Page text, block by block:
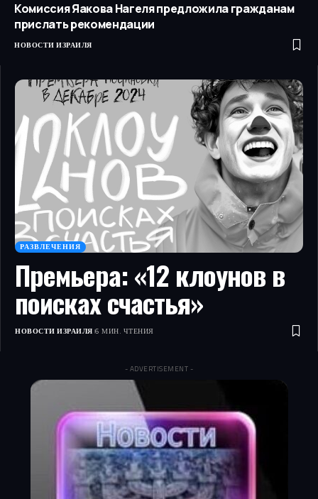
Комиссия Яакова Нагеля предложила гражданам
прислать рекомендации
НОВОСТИ ИЗРАИЛЯ
РАЗВЛЕЧЕНИЯ
Премьера: «12 клоунов в
поисках счастья»
НОВОСТИ ИЗРАИЛЯ 6 МИН. ЧТЕНИЯ
- ADVERTISEMENT -